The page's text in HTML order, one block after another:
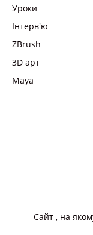
Уроки
Інтерв'ю
ZBrush
3D арт
Maya
Cайт , на